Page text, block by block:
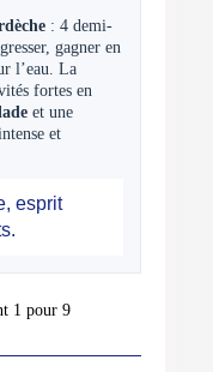
: 4 demi-
gagner en
l’eau. La
fortes en
et une
et
esprit
1 pour 9